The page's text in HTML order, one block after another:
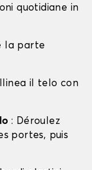
quotidiane in
la parte
il telo con
: Déroulez
portes, puis